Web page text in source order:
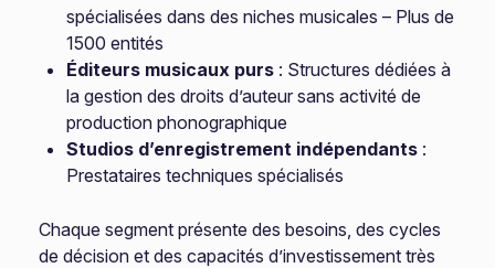
spécialisées dans des niches musicales – Plus de
1500 entités
Éditeurs musicaux purs : Structures dédiées à
la gestion des droits d’auteur sans activité de
production phonographique
Studios d’enregistrement indépendants :
Prestataires techniques spécialisés
Chaque segment présente des besoins, des cycles
de décision et des capacités d’investissement très